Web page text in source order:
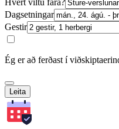
Hvert viltu fara?
Dagsetningar
Gestir
Ég er að ferðast í
Leita